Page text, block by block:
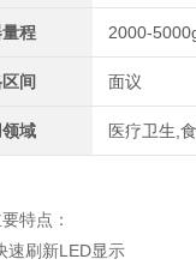
程 2000-
间 面议
域 医疗卫生,
特点：
速刷新LED显示